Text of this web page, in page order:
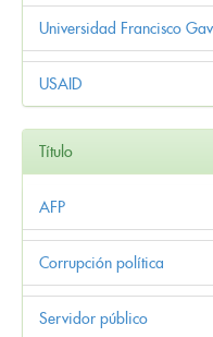
Universidad Francisco
USAID
Título
AFP
Corrupción política
Servidor público